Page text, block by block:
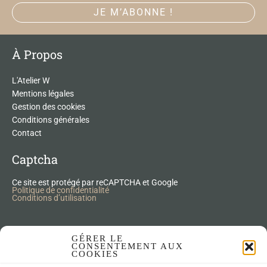
GÉRER LE
CONSENTEMENT AUX
COOKIES
À Propos
L'Atelier W
Mentions légales
Gestion des cookies
Conditions générales
Contact
Captcha
Ce site est protégé par reCAPTCHA et Google
Politique de confidentialité
Conditions d’utilisation
Nos Produits Upcycling